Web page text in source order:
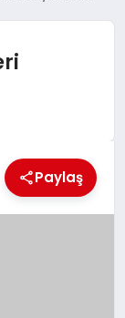
Paylaş